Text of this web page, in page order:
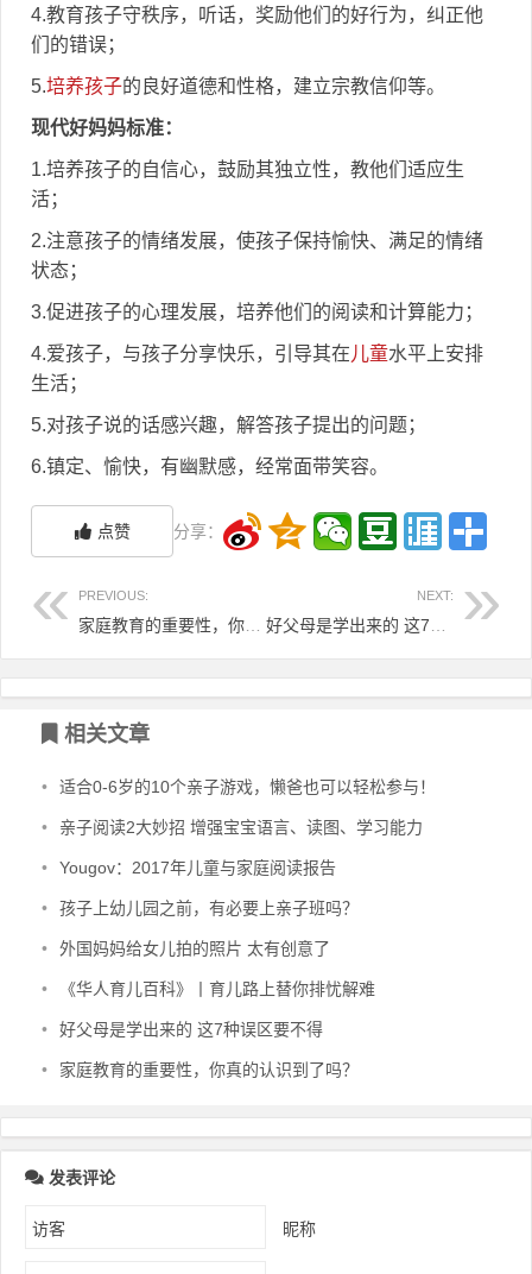
4.教育孩子守秩序，听话，奖励他们的好行为，纠正他
们的错误；
5.培养孩子的良好道德和性格，建立宗教信仰等。
现代好妈妈标准：
1.培养孩子的自信心，鼓励其独立性，教他们适应生
活；
2.注意孩子的情绪发展，使孩子保持愉快、满足的情绪
状态；
3.促进孩子的心理发展，培养他们的阅读和计算能力；
4.爱孩子，与孩子分享快乐，引导其在儿童水平上安排
生活；
5.对孩子说的话感兴趣，解答孩子提出的问题；
6.镇定、愉快，有幽默感，经常面带笑容。
点赞 分享：
PREVIOUS:
家庭教育的重要性，你真的认识到了吗？
NEXT:
好父母是学出来的 这7种误区要不得
相关文章
• 适合0-6岁的10个亲子游戏，懒爸也可以轻松参与！
• 亲子阅读2大妙招 增强宝宝语言、读图、学习能力
• Yougov：2017年儿童与家庭阅读报告
• 孩子上幼儿园之前，有必要上亲子班吗？
• 外国妈妈给女儿拍的照片 太有创意了
• 《华人育儿百科》丨育儿路上替你排忧解难
• 好父母是学出来的 这7种误区要不得
• 家庭教育的重要性，你真的认识到了吗？
发表评论
昵称